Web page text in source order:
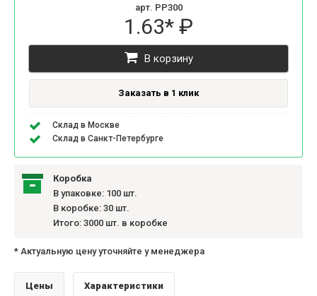
арт. PP300
1.63* ₽
В корзину
Заказать в 1 клик
Склад в Москве
Склад в Санкт-Петербурге
Коробка
В упаковке: 100 шт.
В коробке: 30 шт.
Итого: 3000 шт. в коробке
* Актуальную цену уточняйте у менеджера
Цены Характеристики